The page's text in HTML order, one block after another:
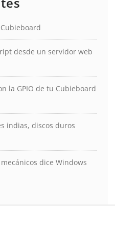
desde un servidor web
la GPIO de tu Cubieboard
indias, discos duros
dice Windows